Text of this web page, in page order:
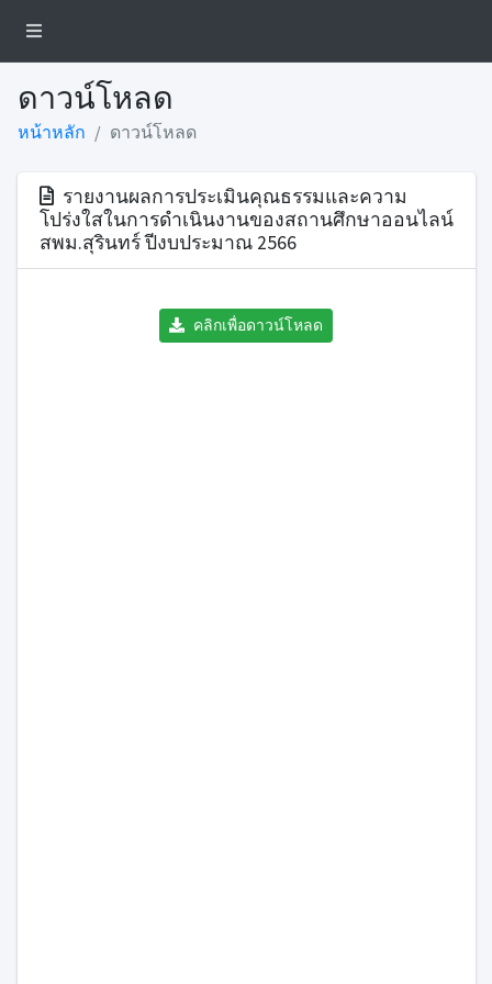
ดาวน์โหลด
หน้าหลัก ดาวน์โหลด
รายงานผลการประเมินคุณธรรมและความ
โปร่งใสในการดำเนินงานของสถานศึกษาออนไลน์
สพม.สุรินทร์ ปีงบประมาณ 2566
คลิกเพื่อดาวน์โหลด